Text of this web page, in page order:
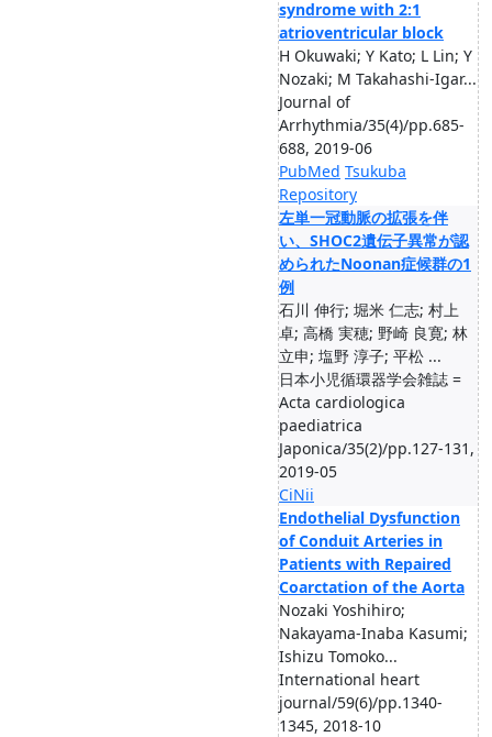
syndrome with 2:1
atrioventricular block
H Okuwaki; Y Kato; L Lin; Y
Nozaki; M Takahashi‐Igar...
Journal of
Arrhythmia/35(4)/pp.685-
688, 2019-06
PubMed Tsukuba
Repository
左単一冠動脈の拡張を伴
い、SHOC2遺伝子異常が認
められたNoonan症候群の1
例
石川 伸行; 堀米 仁志; 村上
卓; 高橋 実穂; 野崎 良寛; 林
立申; 塩野 淳子; 平松 ...
日本小児循環器学会雑誌 =
Acta cardiologica
paediatrica
Japonica/35(2)/pp.127-131,
2019-05
CiNii
Endothelial Dysfunction
of Conduit Arteries in
Patients with Repaired
Coarctation of the Aorta
Nozaki Yoshihiro;
Nakayama-Inaba Kasumi;
Ishizu Tomoko...
International heart
journal/59(6)/pp.1340-
1345, 2018-10